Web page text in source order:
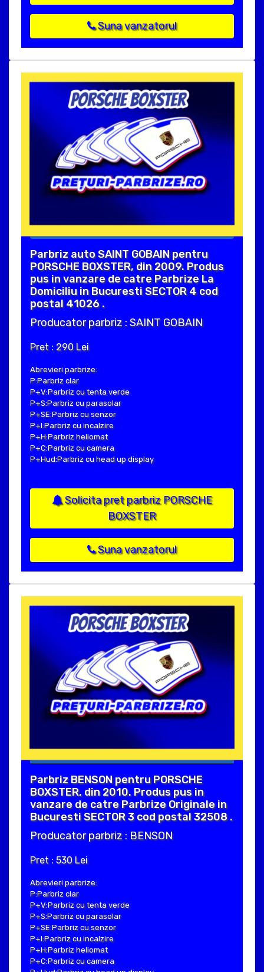
Suna vanzatorul
Parbriz auto SAINT GOBAIN pentru
PORSCHE BOXSTER, din 2009. Produs
pus in vanzare de catre Parbrize La
Domiciliu in Bucuresti SECTOR 4 cod
postal 41026 .
Producator parbriz : SAINT GOBAIN
Pret : 290 Lei
Abrevieri parbrize:
P:Parbriz clar
P+V:Parbriz cu tenta verde
P+S:Parbriz cu parasolar
P+SE:Parbriz cu senzor
P+I:Parbriz cu incalzire
P+H:Parbriz heliomat
P+C:Parbriz cu camera
P+Hud:Parbriz cu head up display
Solicita pret parbriz PORSCHE
BOXSTER
Suna vanzatorul
Parbriz BENSON pentru PORSCHE
BOXSTER, din 2010. Produs pus in
vanzare de catre Parbrize Originale in
Bucuresti SECTOR 3 cod postal 32508 .
Producator parbriz : BENSON
Pret : 530 Lei
Abrevieri parbrize:
P:Parbriz clar
P+V:Parbriz cu tenta verde
P+S:Parbriz cu parasolar
P+SE:Parbriz cu senzor
P+I:Parbriz cu incalzire
P+H:Parbriz heliomat
P+C:Parbriz cu camera